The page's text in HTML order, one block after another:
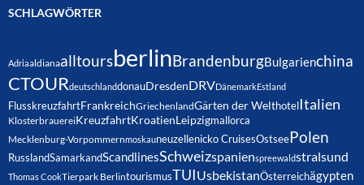
SCHLAGWÖRTER
AdriaaldianaalltoursberlinBrandenburgBulgarienchina
CTOURdeutschlanddonauDresdenDRVDänemarkEstland
FlusskreuzfahrtFrankreichGriechenlandGärten der Welthotel Italien
KlosterbrauereiKreuzfahrtKroatienLeipzigmallorca
Mecklenburg-Vorpommernmoskauneuzellenicko CruisesOstseePolen
RusslandSamarkandScandlinesSchweizspanienspreewaldstralsund
Thomas CookTierpark BerlintourismusTUIUsbekistanÖsterreichägypten